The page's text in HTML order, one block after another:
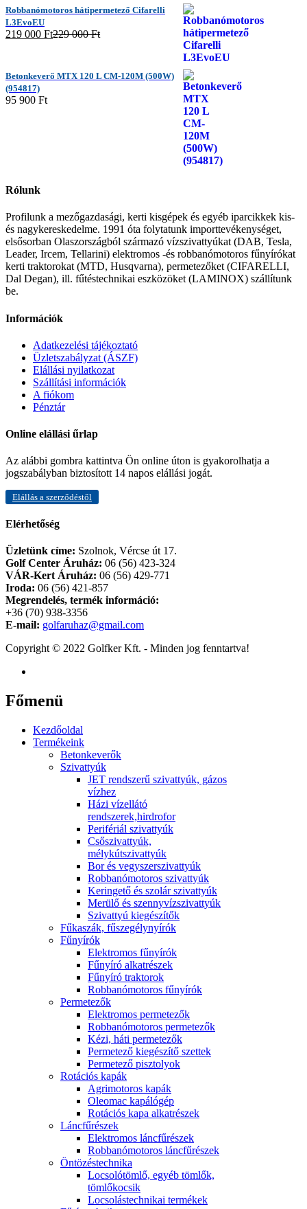
Robbanómotoros hátipermetező Cifarelli
L3EvoEU
219 000 Ft229 000Ft
Betonkeverő MTX 120 L CM-120M (500W)
(954817)
95 900 Ft
Rólunk
Profilunk a mezőgazdasági, kerti kisgépek és egyéb iparcikkek kis-
és nagykereskedelme. 1991 óta folytatunk importtevékenységet,
elsősorban Olaszországból származó vízszivattyúkat (DAB, Tesla,
Leader, Ircem, Tellarini) elektromos -és robbanómotoros fűnyírókat
kerti traktorokat (MTD, Husqvarna), permetezőket (CIFARELLI,
Dal Degan), ill. fűtéstechnikai eszközöket (LAMINOX) szállítunk
be.
Információk
Adatkezelési tájékoztató
Üzletszabályzat (ÁSZF)
Elállási nyilatkozat
Szállítási információk
A fiókom
Pénztár
Online elállási űrlap
Az alábbi gombra kattintva Ön online úton is gyakorolhatja a
jogszabályban biztosított 14 napos elállási jogát.
Elállás a szerződéstől
Elérhetőség
Üzletünk címe: Szolnok, Vércse út 17.
Golf Center Áruház: 06 (56) 423-324
VÁR-Kert Áruház: 06 (56) 429-771
Iroda: 06 (56) 421-857
Megrendelés, termék információ:
+36 (70) 938-3356
E-mail: golfaruhaz@gmail.com
Copyright © 2022 Golfker Kft. - Minden jog fenntartva!
Főmenü
Kezdőoldal
Termékeink
Betonkeverők
Szivattyúk
JET rendszerű szivattyúk, gázos
vízhez
Házi vízellátó
rendszerek,hirdrofor
Perifériál szivattyúk
Csőszivattyúk,
mélykútszivattyúk
Bor és vegyszerszivattyúk
Robbanómotoros szivattyúk
Keringető és szolár szivattyúk
Merülő és szennyvízszivattyúk
Szivattyú kiegészítők
Fűkaszák, fűszegélynyírók
Fűnyírók
Elektromos fűnyírók
Fűnyíró alkatrészek
Fűnyíró traktorok
Robbanómotoros fűnyírók
Permetezők
Elektromos permetezők
Robbanómotoros permetezők
Kézi, háti permetezők
Permetező kiegészítő szettek
Permetező pisztolyok
Rotációs kapák
Agrimotoros kapák
Oleomac kapálógép
Rotációs kapa alkatrészek
Láncfűrészek
Elektromos láncfűrészek
Robbanómotoros láncfűrészek
Öntözéstechnika
Locsolótömlő, egyéb tömlők,
tömlőkocsik
Locsolástechnikai termékek